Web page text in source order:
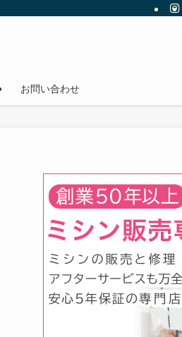
お問い合わせ